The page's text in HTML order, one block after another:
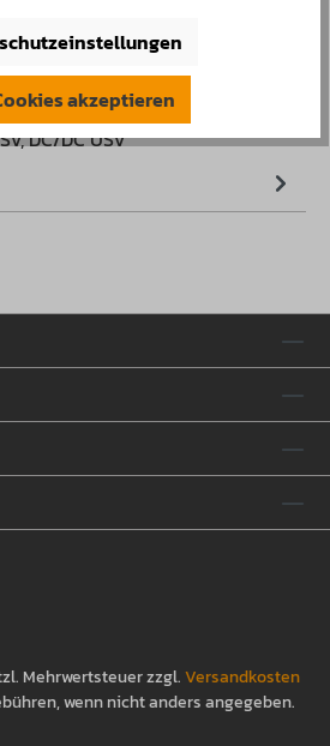
DC/DC USV
Mehrwertsteuer zzgl.Versandkosten
wenn nicht anders angegeben.
akzeptieren